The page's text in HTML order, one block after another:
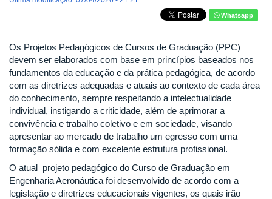
Whatsapp
Os Projetos Pedagógicos de Cursos de Graduação (PPC)
devem ser elaborados com base em princípios baseados nos
fundamentos da educação e da prática pedagógica, de acordo
com as diretrizes adequadas e atuais ao contexto de cada área
do conhecimento, sempre respeitando a intelectualidade
individual, instigando a criticidade, além de aprimorar a
convivência e trabalho coletivo e em sociedade, visando
apresentar ao mercado de trabalho um egresso com uma
formação sólida e com excelente estrutura profissional.
O atual projeto pedagógico do Curso de Graduação em
Engenharia Aeronáutica foi desenvolvido de acordo com a
legislação e diretrizes educacionais vigentes, os quais irão